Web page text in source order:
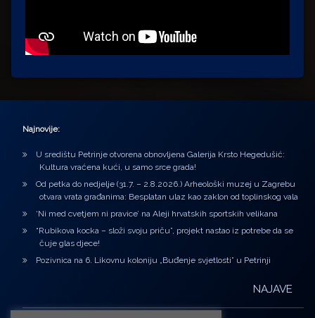
Najnovije:
U središtu Petrinje otvorena obnovljena Galerija Krsto Hegedušić:
Kultura vraćena kući, u samo srce grada!
Od petka do nedjelje (31.7. – 2.8.2026.) Arheološki muzej u Zagrebu
otvara vrata građanima: Besplatan ulaz kao zaklon od toplinskog vala
‘Ni med cvetjem ni pravice’ na Aleji hrvatskih sportskih velikana
“Rubikova kocka – složi svoju priču”, projekt nastao iz potrebe da se
čuje glas djece!
Pozivnica na 6. Likovnu koloniju „Buđenje svjetlosti” u Petrinji
NAJAVE